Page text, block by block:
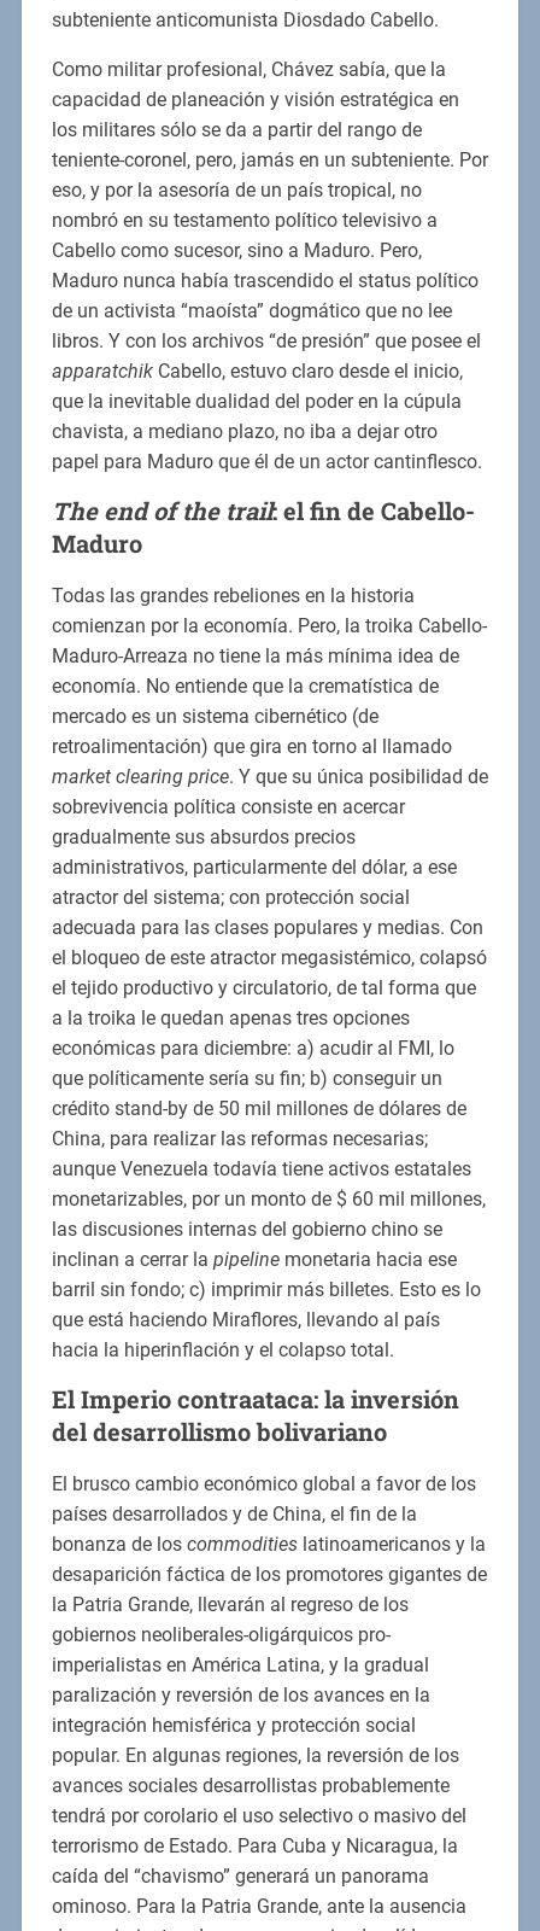
subteniente anticomunista Diosdado Cabello.
Como militar profesional, Chávez sabía, que la
capacidad de planeación y visión estratégica en
los militares sólo se da a partir del rango de
teniente-coronel, pero, jamás en un subteniente. Por
eso, y por la asesoría de un país tropical, no
nombró en su testamento político televisivo a
Cabello como sucesor, sino a Maduro. Pero,
Maduro nunca había trascendido el status político
de un activista “maoísta” dogmático que no lee
libros. Y con los archivos “de presión” que posee el
apparatchikCabello, estuvo claro desde el inicio,
que la inevitable dualidad del poder en la cúpula
chavista, a mediano plazo, no iba a dejar otro
papel para Maduro que él de un actor cantinflesco.
The end of the trail: el fin de Cabello-
Maduro
Todas las grandes rebeliones en la historia
comienzan por la economía. Pero, la troika Cabello-
Maduro-Arreaza no tiene la más mínima idea de
economía. No entiende que la crematística de
mercado es un sistema cibernético (de
retroalimentación) que gira en torno al llamado
market clearing price. Y que su única posibilidad de
sobrevivencia política consiste en acercar
gradualmente sus absurdos precios
administrativos, particularmente del dólar, a ese
atractor del sistema; con protección social
adecuada para las clases populares y medias. Con
el bloqueo de este atractor megasistémico, colapsó
el tejido productivo y circulatorio, de tal forma que
a la troika le quedan apenas tres opciones
económicas para diciembre: a) acudir al FMI, lo
que políticamente sería su fin; b) conseguir un
crédito stand-by de 50 mil millones de dólares de
China, para realizar las reformas necesarias;
aunque Venezuela todavía tiene activos estatales
monetarizables, por un monto de $ 60 mil millones,
las discusiones internas del gobierno chino se
inclinan a cerrar la pipelinemonetaria hacia ese
barril sin fondo; c) imprimir más billetes. Esto es lo
que está haciendo Miraflores, llevando al país
hacia la hiperinflación y el colapso total.
El Imperio contraataca: la inversión
del desarrollismo bolivariano
El brusco cambio económico global a favor de los
países desarrollados y de China, el fin de la
bonanza de los commoditieslatinoamericanos y la
desaparición fáctica de los promotores gigantes de
la Patria Grande, llevarán al regreso de los
gobiernos neoliberales-oligárquicos pro-
imperialistas en América Latina, y la gradual
paralización y reversión de los avances en la
integración hemisférica y protección social
popular. En algunas regiones, la reversión de los
avances sociales desarrollistas probablemente
tendrá por corolario el uso selectivo o masivo del
terrorismo de Estado. Para Cuba y Nicaragua, la
caída del “chavismo” generará un panorama
ominoso. Para la Patria Grande, ante la ausencia